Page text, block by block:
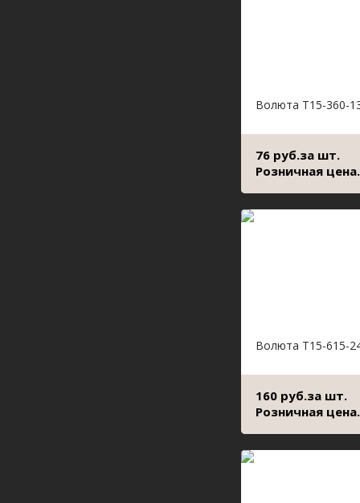
Волюта Т15-360-
76 руб.за шт.
Розничная цена.
Волюта Т15-615-
160 руб.за шт.
Розничная цена.